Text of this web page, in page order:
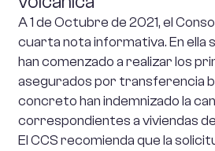
A 1 de Octubre de 2021, el
cuarta nota informativa. En ella
han comenzado a realizar los
asegurados por transferencia
concreto han indemnizado la
correspondientes a viviendas
El CCS recomienda que la